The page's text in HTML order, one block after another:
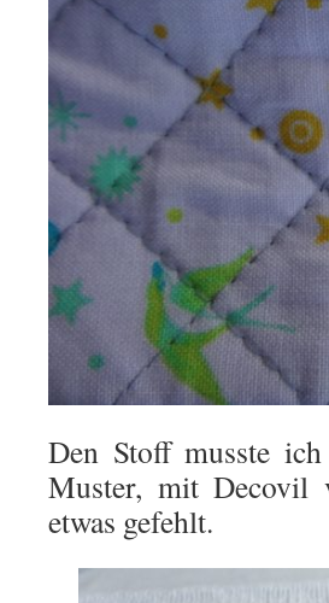
Den Stoff musste
Muster, mit Decovil
etwas gefehlt.